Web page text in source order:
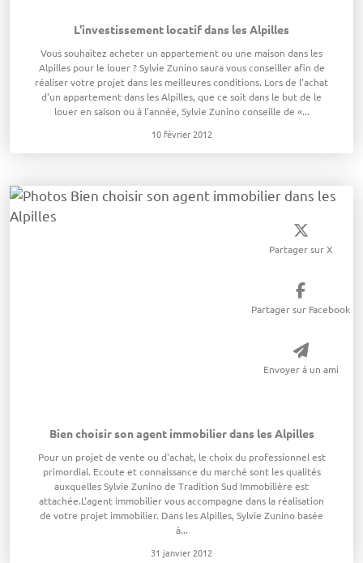
L'investissement locatif dans les Alpilles
Vous souhaitez acheter un appartement ou une maison dans les
Alpilles pour le louer ? Sylvie Zunino saura vous conseiller afin de
réaliser votre projet dans les meilleures conditions. Lors de l'achat
d'un appartement dans les Alpilles, que ce soit dans le but de le
louer en saison ou à l'année, Sylvie Zunino conseille de «...
10 février 2012
Partager sur X
Partager sur Facebook
Envoyer à un ami
Bien choisir son agent immobilier dans les Alpilles
Pour un projet de vente ou d'achat, le choix du professionnel est
primordial. Ecoute et connaissance du marché sont les qualités
auxquelles Sylvie Zunino de Tradition Sud Immobilière est
attachée.L'agent immobilier vous accompagne dans la réalisation
de votre projet immobilier. Dans les Alpilles, Sylvie Zunino basée
à...
31 janvier 2012